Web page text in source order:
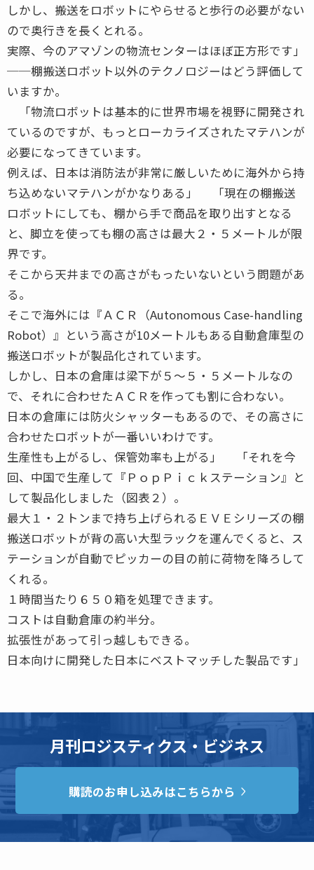
しかし、搬送をロボットにやらせると歩行の必要がない
ので奥行きを長くとれる。
実際、今のアマゾンの物流センターはほぼ正方形です」
──棚搬送ロボット以外のテクノロジーはどう評価して
いますか。
「物流ロボットは基本的に世界市場を視野に開発され
ているのですが、もっとローカライズされたマテハンが
必要になってきています。
例えば、日本は消防法が非常に厳しいために海外から持
ち込めないマテハンがかなりある」 「現在の棚搬送
ロボットにしても、棚から手で商品を取り出すとなる
と、脚立を使っても棚の高さは最大２・５メートルが限
界です。
そこから天井までの高さがもったいないという問題があ
る。
そこで海外には『ＡＣＲ（Autonomous Case-handling
Robot）』という高さが10メートルもある自動倉庫型の
搬送ロボットが製品化されています。
しかし、日本の倉庫は梁下が５〜５・５メートルなの
で、それに合わせたＡＣＲを作っても割に合わない。
日本の倉庫には防火シャッターもあるので、その高さに
合わせたロボットが一番いいわけです。
生産性も上がるし、保管効率も上がる」 「それを今
回、中国で生産して『ＰｏｐＰｉｃｋステーション』と
して製品化しました（図表２）。
最大１・２トンまで持ち上げられるＥＶＥシリーズの棚
搬送ロボットが背の高い大型ラックを運んでくると、ス
テーションが自動でピッカーの目の前に荷物を降ろして
くれる。
１時間当たり６５０箱を処理できます。
コストは自動倉庫の約半分。
拡張性があって引っ越しもできる。
日本向けに開発した日本にベストマッチした製品です」
月刊ロジスティクス・ビジネス
購読のお申し込みはこちらから